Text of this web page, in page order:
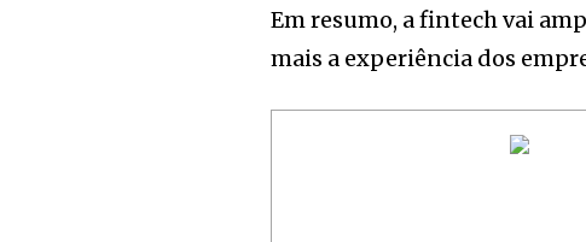
Em resumo, a fintech vai
mais a experiência dos